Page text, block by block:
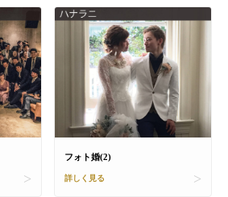
フォト婚(2)
詳しく見る